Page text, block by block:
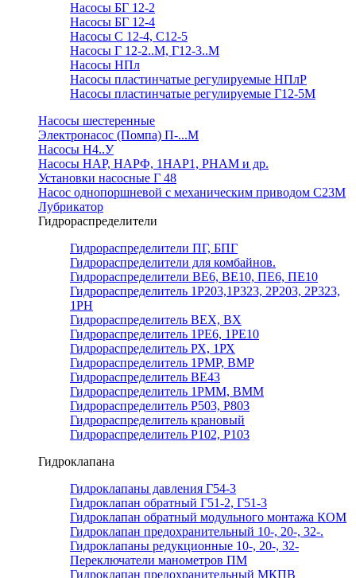
Насосы БГ 12-2
Насосы БГ 12-4
Насосы С 12-4, С12-5
Насосы Г 12-2..М, Г12-3..М
Насосы НПл
Насосы пластинчатые регулируемые НПлР
Насосы пластинчатые регулируемые Г12-5М
Насосы шестеренные
Электронасос (Помпа) П-...М
Насосы Н4..У
Насосы НАР, НАРФ, 1НАР1, РНАМ и др.
Установки насосные Г 48
Насос однопоршневой с механическим приводом С23М
Лубрикатор
Гидрораспределители
Гидрораспределители ПГ, БПГ
Гидрораспределители для комбайнов.
Гидрораспределители ВЕ6, ВЕ10, ПЕ6, ПЕ10
Гидрораспределитель 1Р203,1Р323, 2Р203, 2Р323,
1РН
Гидрораспределитель ВЕХ, ВХ
Гидрораспределитель 1РЕ6, 1РЕ10
Гидрораспределитель РХ, 1РХ
Гидрораспределитель 1РМР, ВМР
Гидрораспределитель ВЕ43
Гидрораспределитель 1РММ, ВММ
Гидрораспределитель Р503, Р803
Гидрораспределитель крановый
Гидрораспределитель Р102, Р103
Гидроклапана
Гидроклапаны давления Г54-3
Гидроклапан обратный Г51-2, Г51-3
Гидроклапан обратный модульного монтажа КОМ
Гидроклапан предохранительный 10-, 20-, 32-.
Гидроклапаны редукционные 10-, 20-, 32-
Переключатели манометров ПМ
Гидроклапан предохранительный МКПВ